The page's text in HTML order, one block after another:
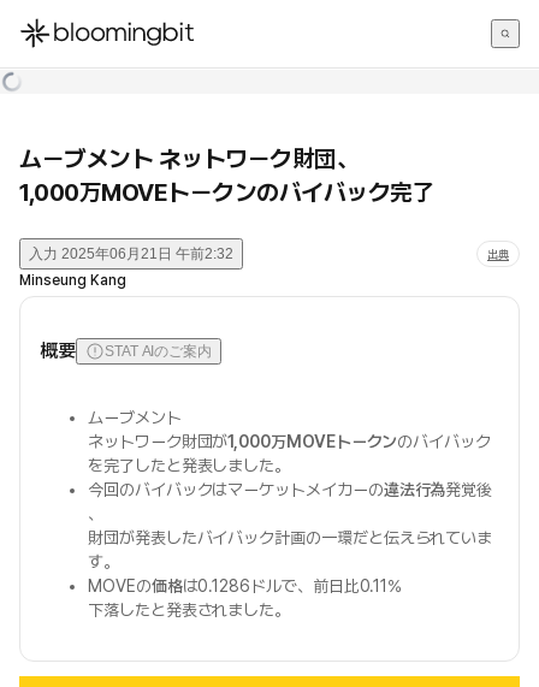
한국어
ムーブメント ネットワーク財団、
1,000万MOVEトークンのバイバック完了
入力 2025年06月21日 午前2:32 出典
Minseung Kang
概要 STAT AIのご案内
ムーブメント
ネットワーク財団が1,000万MOVEトークンのバイバック
を完了したと発表しました。
今回のバイバックはマーケットメイカーの違法行為発覚後
、
財団が発表したバイバック計画の一環だと伝えられていま
す。
MOVEの価格は0.1286ドルで、前日比0.11%
下落したと発表されました。